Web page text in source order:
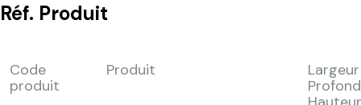
Réf. Produit
Code
produit
Produit